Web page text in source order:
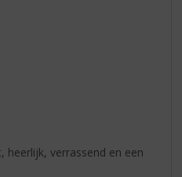
heerlijk, verrassend en een